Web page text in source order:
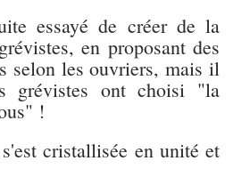
essayé de créer de la
en proposant des
selon les ouvriers, mais il
grévistes ont choisi "la
!
cristallisée en unité et